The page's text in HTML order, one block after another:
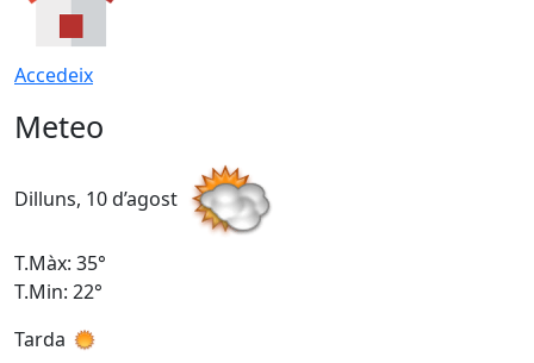
Accedeix
Meteo
Dilluns, 10 d’agost
T.Màx: 35°
T.Min: 22°
Tarda